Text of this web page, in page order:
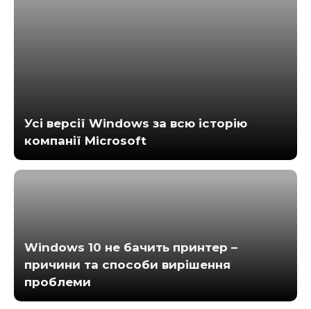
Усі версії Windows за всю історію
компанії Microsoft
Windows 10 не бачить принтер –
причини та способи вирішення
проблеми